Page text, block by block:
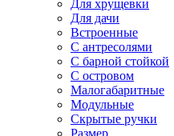
Для хрущевки
Для дачи
Встроенные
С антресолями
С барной стойкой
С островом
Малогабаритные
Модульные
Скрытые ручки
Размер